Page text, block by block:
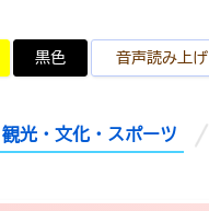
黒色 音声読み上げ
観光・文化・スポーツ